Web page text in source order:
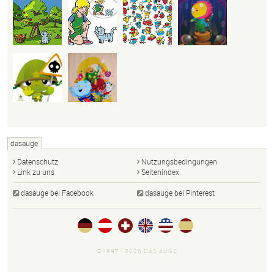
dasauge
Datenschutz
Nutzungsbedingungen
Link zu uns
Seitenindex
dasauge bei Facebook dasauge bei Pinterest
©1997—2026 DAS AUGE